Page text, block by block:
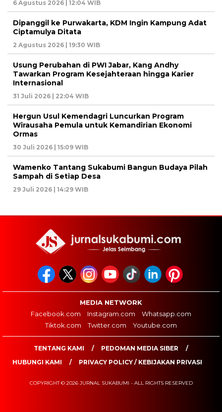
6 Agustus 2026 | 12:04 WIB
Dipanggil ke Purwakarta, KDM Ingin Kampung Adat
Ciptamulya Ditata
2 Agustus 2026 | 19:30 WIB
Usung Perubahan di PWI Jabar, Kang Andhy
Tawarkan Program Kesejahteraan hingga Karier
Internasional
31 Juli 2026 | 22:04 WIB
Hergun Usul Kemendagri Luncurkan Program
Wirausaha Pemula untuk Kemandirian Ekonomi
Ormas
30 Juli 2026 | 15:09 WIB
Wamenko Tantang Sukabumi Bangun Budaya Pilah
Sampah di Setiap Desa
29 Juli 2026 | 14:29 WIB
MEDIA NETWORK
Facebook.com
Instagram.com
Whatsapp.com
Tiktok.com
Twitter.com Youtube.com
TENTANG KAMI
PEDOMAN MEDIA SIBER
HUBUNGI KAMI
PRIVACY POLICY / KEBIJAKAN PRIVASI
COPYRIGHT © 2026 JURNAL SUKABUMI - ALL RIGHTS RESERVED